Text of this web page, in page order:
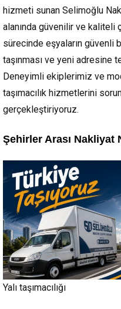
hizmeti sunan Selimoğlu
alanında güvenilir ve kaliteli
sürecinde eşyaların güvenli
taşınması ve yeni adresine
Deneyimli ekiplerimiz ve
taşımacılık hizmetlerini
gerçekleştiriyoruz.
Şehirler Arası Nakliyat
Yalı taşımacılığı